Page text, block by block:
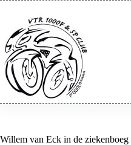
inhoud
Willem van Eck in de ziekenboeg